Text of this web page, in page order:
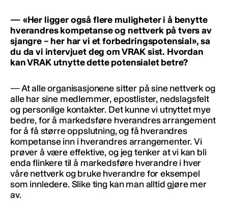
— «Her ligger også flere muligheter i å benytte
hverandres kompetanse og nettverk på tvers av
sjangre – her har vi et forbedringspotensial», sa
du da vi intervjuet deg om VRAK sist. Hvordan
kan VRAK utnytte dette potensialet betre?
— At alle organisasjonene sitter på sine nettverk og
alle har sine medlemmer, epostlister, nedslagsfelt
og personlige kontakter. Det kunne vi utnyttet mye
bedre, for å markedsføre hverandres arrangement
for å få større oppslutning, og få hverandres
kompetanse inn i hverandres arrangementer. Vi
prøver å være effektive, og jeg tenker at vi kan bli
enda flinkere til å markedsføre hverandre i hver
våre nettverk og bruke hverandre for eksempel
som innledere. Slike ting kan man alltid gjøre mer
av.